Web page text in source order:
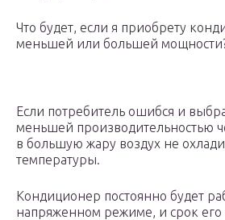
Что будет, если я приобрету
меньшей или большей
Если потребитель ошибся и
меньшей производительностью
в большую жару воздух не
температуры.
Кондиционер постоянно будет
напряженном режиме, и срок его